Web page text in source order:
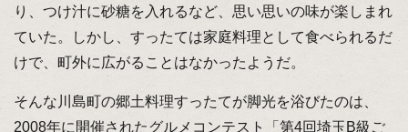
り、つけ汁に砂糖を入れるなど、思い思いの味が楽しまれ
ていた。しかし、すったては家庭料理として食べられるだ
けで、町外に広がることはなかったようだ。
そんな川島町の郷土料理すったてが脚光を浴びたのは、
2008年に開催されたグルメコンテスト「第4回埼玉B級ご